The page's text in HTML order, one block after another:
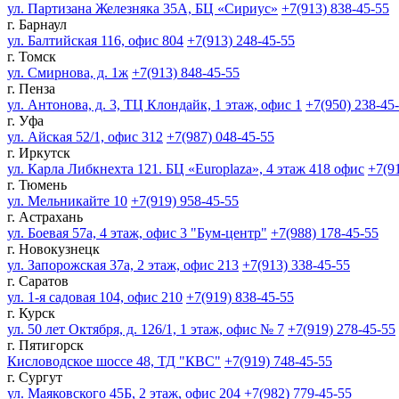
ул. Партизана Железняка 35А, БЦ «Сириус» +7(913) 838-45-55
г. Барнаул
ул. Балтийская 116, офис 804 +7(913) 248-45-55
г. Томск
ул. Смирнова, д. 1ж +7(913) 848-45-55
г. Пенза
ул. Антонова, д. 3, ТЦ Клондайк, 1 этаж, офис 1 +7(950) 238-
г. Уфа
ул. Айская 52/1, офис 312 +7(987) 048-45-55
г. Иркутск
ул. Карла Либкнехта 121. БЦ «Europlaza», 4 этаж 418 офис
г. Тюмень
ул. Мельникайте 10 +7(919) 958-45-55
г. Астрахань
ул. Боевая 57а, 4 этаж, офис 3 "Бум-центр" +7(988) 178-45-55
г. Новокузнецк
ул. Запорожская 37а, 2 этаж, офис 213 +7(913) 338-45-55
г. Саратов
ул. 1-я садовая 104, офис 210 +7(919) 838-45-55
г. Курск
ул. 50 лет Октября, д. 126/1, 1 этаж, офис № 7 +7(919) 278-45-55
г. Пятигорск
Кисловодское шоссе 48, ТД "КВС" +7(919) 748-45-55
г. Сургут
ул. Маяковского 45Б, 2 этаж, офис 204 +7(982) 779-45-55